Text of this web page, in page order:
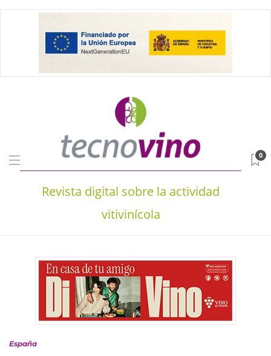
Revista digital sobre la actividad
vitivinícola
0
España